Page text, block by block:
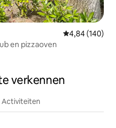
Gemiddelde
4,84 (140)
en pizzaoven
verkennen
Activiteiten